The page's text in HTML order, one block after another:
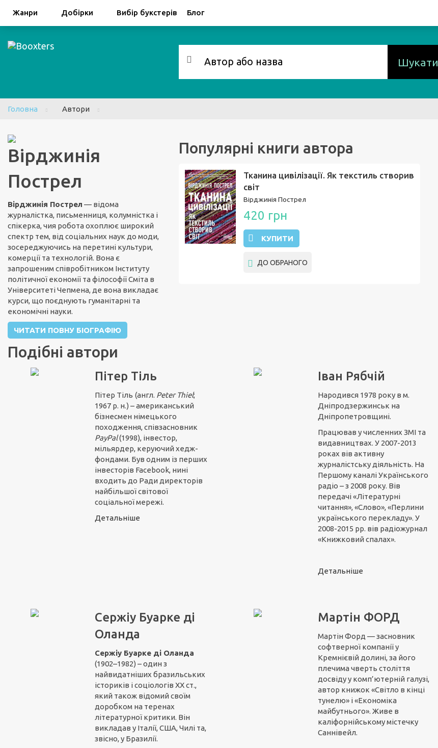
Жанри Добірки Вибір букстерів Блог
FacebookGoogle
Шукати
Головна Автори
Вірджинія
Пострел
Вірджинія Пострел — відома
журналістка, письменниця, колумністка і
спікерка, чия робота охоплює широкий
спектр тем, від соціальних наук до моди,
зосереджуючись на перетині культури,
комерції та технологій. Вона є
запрошеним співробітником Інституту
політичної економії та філософії Сміта в
Університеті Чепмена, де вона викладає
курси, що поєднують гуманітарні та
економічні науки.
ЧИТАТИ ПОВНУ БІОГРАФІЮ
Популярні книги автора
Тканина цивілізації. Як текстиль створив
світ
Вірджинія Пострел
420 грн
КУПИТИ
ДО ОБРАНОГО
Подібні автори
Пітер Тіль
Пітер Тіль (англ. Peter Thiel;
1967 р. н.) – американський
бізнесмен німецького
походження, співзасновник
PayPal(1998), інвестор,
мільярдер, керуючий хедж-
фондами. Був одним із перших
інвесторів Facebook, нині
входить до Ради директорів
найбільшої світової
соціальної мережі.
Детальніше
Іван Рябчій
Народився 1978 року в м.
Дніпродзержинськ на
Дніпропетровщині.
Працював у численних ЗМІ та
видавництвах. У 2007-2013
роках вів активну
журналістську діяльність. На
Першому каналі Українського
радіо – з 2008 року. Вів
передачі «Літературні
читання», «Слово», «Перлини
українського перекладу». У
2008-2015 рр. вів радіожурнал
«Книжковий спалах».
Детальніше
Сержіу Буарке ді
Оланда
Сержіу Буарке ді Оланда
(1902–1982) – один з
найвидатніших бразильських
істориків і соціологів ХХ ст.,
який також відомий своїм
доробком на теренах
літературної критики. Він
викладав у Італії, США, Чилі та,
звісно, у Бразилії.
Мартін ФОРД
Мартін Форд — засновник
софтверної компанії у
Кремнієвій долині, за його
плечима чверть століття
досвіду у комп’ютерній галузі,
автор книжок «Світло в кінці
тунелю» і «Економіка
майбутнього». Живе в
каліфорнійському містечку
Саннівейл.